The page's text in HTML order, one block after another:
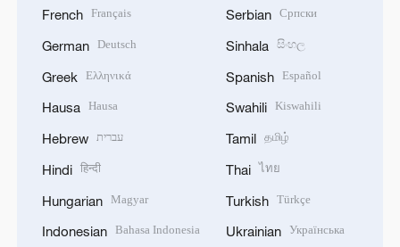
French Français
German Deutsch
Greek Ελληνικά
Hausa Hausa
Hebrew עברית
Hindi हिन्दी
Hungarian Magyar
Indonesian Bahasa Indonesia
Serbian Српски
Sinhala සිංහල
Spanish Español
Swahili Kiswahili
Tamil தமிழ்
Thai ไทย
Turkish Türkçe
Ukrainian Українська